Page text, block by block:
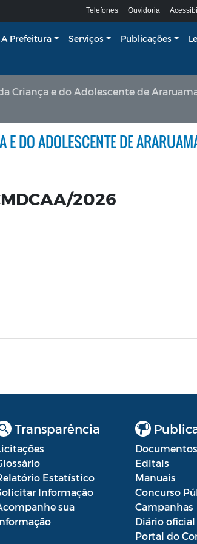
Telefones Ouvidoria
A Prefeitura Serviços Publicações
Criança e do Adolescente de
DO ADOLESCENTE DE
2026
Transparência
Estatístico
Informação
sua
Documentos
Editais
Manuais
Concurso
Campanhas
Diário oficial
Portal do